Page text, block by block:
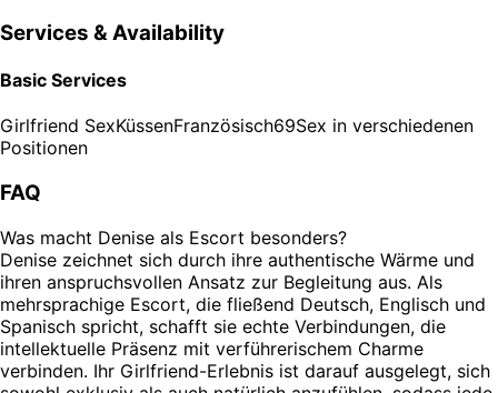
Services & Availability
Basic Services
Girlfriend SexKüssenFranzösisch69Sex in verschiedenen
Positionen
FAQ
Was macht Denise als Escort besonders?
Denise zeichnet sich durch ihre authentische Wärme und
ihren anspruchsvollen Ansatz zur Begleitung aus. Als
mehrsprachige Escort, die fließend Deutsch, Englisch und
Spanisch spricht, schafft sie echte Verbindungen, die
intellektuelle Präsenz mit verführerischem Charme
verbinden. Ihr Girlfriend-Erlebnis ist darauf ausgelegt, sich